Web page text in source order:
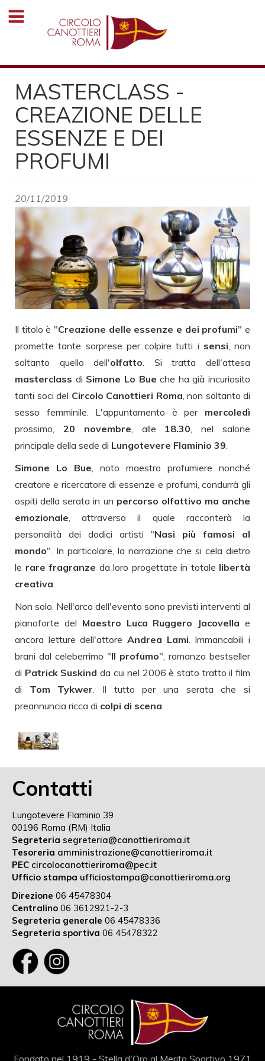
Salta
MASTERCLASS -
CREAZIONE DELLE
ESSENZE E DEI
PROFUMI
20/11/2019
Il titolo è "Creazione delle essenze e dei profumi" e
promette tante sorprese per colpire tutti i sensi , non
soltanto quello dell'olfatto . Si tratta dell'attesa
masterclass di Simone Lo Bue che ha già incuriosito
tanti soci del Circolo Canottieri Roma , non soltanto di
sesso femminile. L'appuntamento è per mercoledì
prossimo, 20 novembre , alle 18.30 , nel salone
principale della sede di Lungotevere Flaminio 39
Simone Lo Bue , noto maestro profumiere nonché
creatore e ricercatore di essenze e profumi, condurrà gli
ospiti della serata in un percorso olfattivo ma anche
emozionale , attraverso il quale racconterà la
personalità dei dodici artisti "Nasi più famosi al
mondo". In particolare, la narrazione che si cela dietro
le rare fragranze da loro progettate in totale libertà
creativa
Non solo. Nell'arco dell'evento sono previsti interventi al
pianoforte del Maestro Luca Ruggero Jacovellae
ancora letture dell'attore Andrea Lami . Immancabili i
brani dal celeberrimo "Il profumo", romanzo bestseller
di Patrick Suskind da cui nel 2006 è stato tratto il film
di Tom Tykwer . Il tutto per una serata che si
preannuncia ricca di colpi di scena
Contatti
Lungotevere Flaminio 39
00196 Roma (RM) Italia
Segreteria segreteria@canottieriroma.it
Tesoreria amministrazione@canottieriroma.it
PEC circolocanottieriroma@pec.it
Ufficio stampa ufficiostampa@canottieriroma.org
Direzione 06 45478304
Centralino 06 3612921-2-3
Segreteria generale 06 45478336
Segreteria sportiva 06 45478322
Fondato nel 1919 - Stella d'Oro al Merito Sportivo 1971